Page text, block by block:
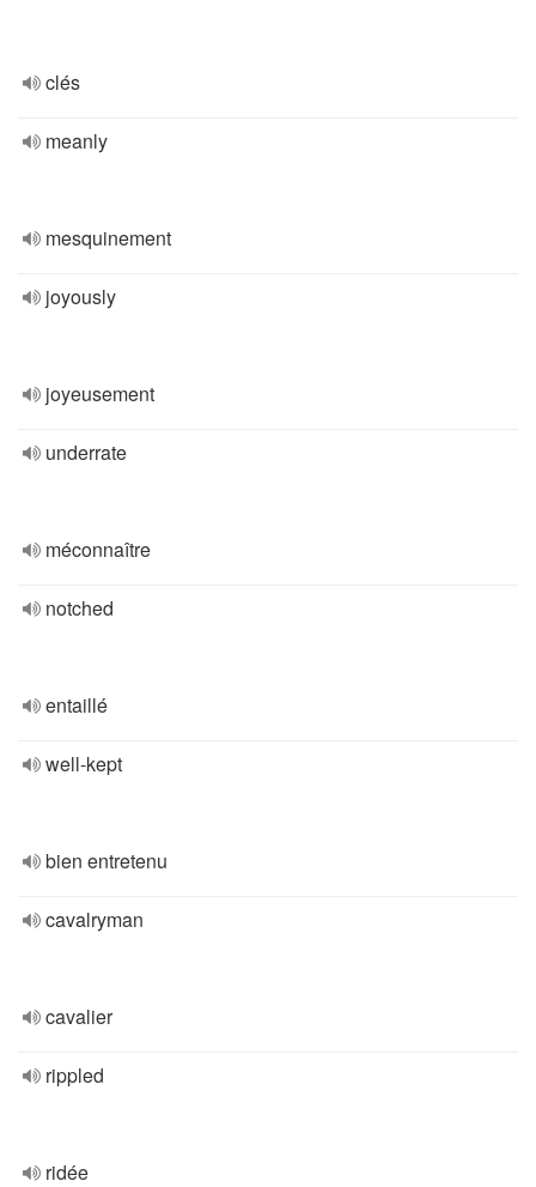
clés
meanly
mesquinement
joyously
joyeusement
underrate
méconnaître
notched
entaillé
well-kept
bien entretenu
cavalryman
cavalier
rippled
ridée